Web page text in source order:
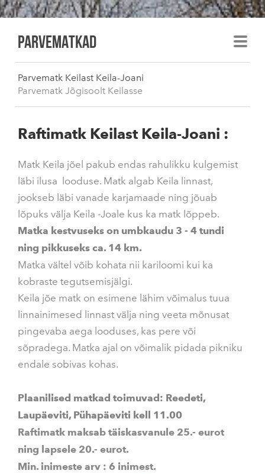
parvematkad
Parvematk Keilast Keila-Joani
Parvematk Jõgisoolt Keilasse
Raftimatk Keilast Keila-Joani :
Matk Keila jõel pakub endas rahulikku kulgemist
läbi ilusa looduse. Matk algab Keila linnast,
jookseb läbi vanade karjamaade ning jõuab
lõpuks välja Keila -Joale kus ka matk lõppeb.
Matka kestvuseks on umbkaudu 3 - 4 tundi
ning pikkuseks ca. 14 km.
Matka vältel võib kohata nii kariloomi kui ka
kobraste tegutsemisjälgi.
Keila jõe matk on esimene lähim võimalus tuua
linnainimesed linnast välja ning veeta mõnusat
pingevaba aega looduses, kas pere või
sõpradega. Matka ajal on võimalik pidada pikniku
endale sobivas kohas.
Plaanilised matkad toimuvad: Reedeti,
Laupäeviti, Pühapäeviti kell 11.00
Raftimatk maksab täiskasvanule 25.- eurot
ning lapsele 20.- eurot.
Min. inimeste arv : 6 inimest.